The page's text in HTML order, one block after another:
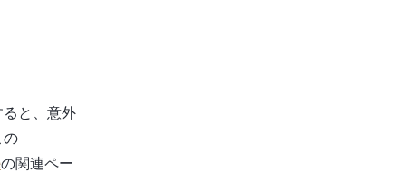
と、意外
の
の関連ペー